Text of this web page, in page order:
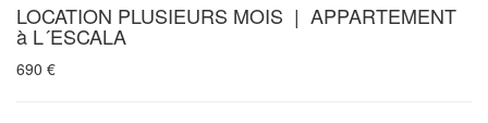
LOCATION PLUSIEURS MOIS | APPARTEMENT
à L´ESCALA
690 €